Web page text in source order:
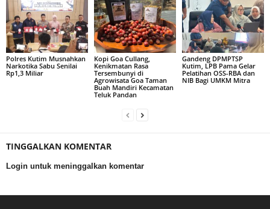
Polres Kutim Musnahkan
Narkotika Sabu Senilai
Rp1,3 Miliar
Kopi Goa Cullang,
Kenikmatan Rasa
Tersembunyi di
Agrowisata Goa Taman
Buah Mandiri Kecamatan
Teluk Pandan
Gandeng DPMPTSP
Kutim, LPB Pama Gelar
Pelatihan OSS-RBA dan
NIB Bagi UMKM Mitra
TINGGALKAN KOMENTAR
Login untuk meninggalkan komentar